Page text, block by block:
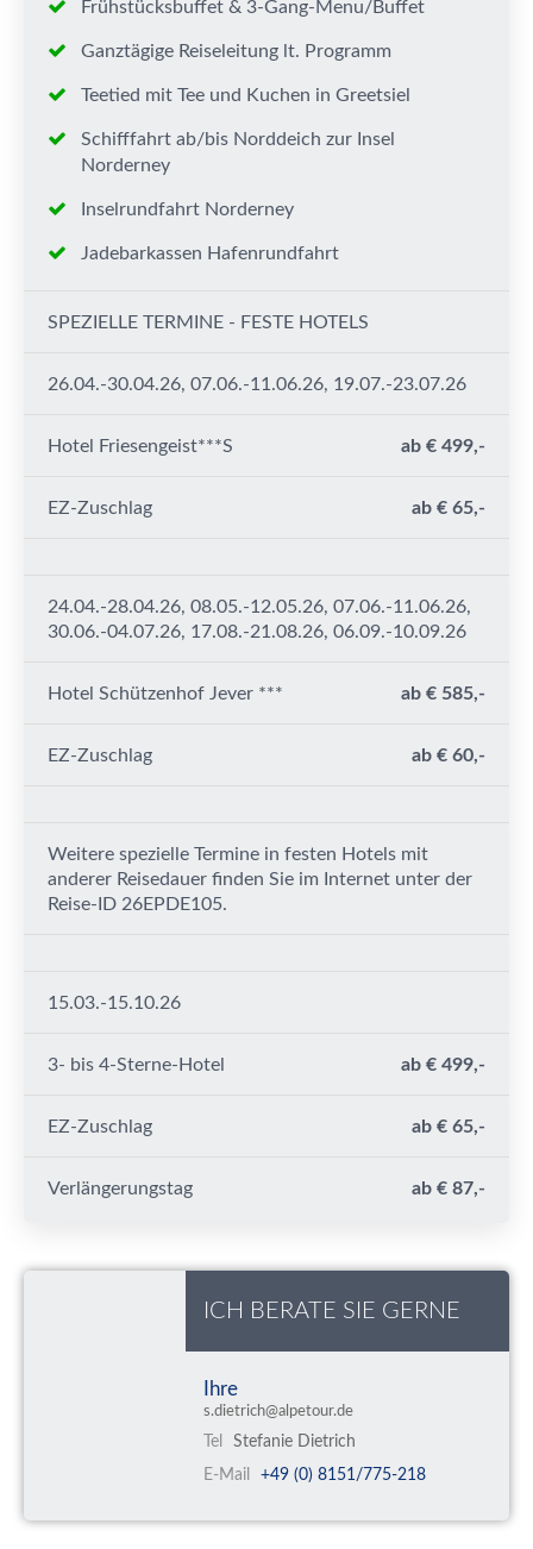
Frühstücksbuffet & 3-Gang-Menu/Buffet
Ganztägige Reiseleitung lt. Programm
Teetied mit Tee und Kuchen in Greetsiel
Schifffahrt ab/bis Norddeich zur Insel
Norderney
Inselrundfahrt Norderney
Jadebarkassen Hafenrundfahrt
SPEZIELLE TERMINE - FESTE HOTELS
26.04.-30.04.26, 07.06.-11.06.26, 19.07.-23.07.26
Hotel Friesengeist***S ab € 499,-
EZ-Zuschlag ab € 65,-
24.04.-28.04.26, 08.05.-12.05.26, 07.06.-11.06.26,
30.06.-04.07.26, 17.08.-21.08.26, 06.09.-10.09.26
Hotel Schützenhof Jever *** ab € 585,-
EZ-Zuschlag ab € 60,-
Weitere spezielle Termine in festen Hotels mit
anderer Reisedauer finden Sie im Internet unter der
Reise-ID 26EPDE105.
15.03.-15.10.26
3- bis 4-Sterne-Hotel ab € 499,-
EZ-Zuschlag ab € 65,-
Verlängerungstag ab € 87,-
ICH BERATE SIE GERNE
Ihre
s.dietrich@alpetour.de
Tel
Stefanie Dietrich
E-Mail
+49 (0) 8151/775-218